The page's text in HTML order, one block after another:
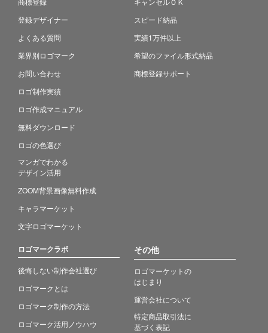
登録デザイナー
よくある質問
業界別ロゴマーク
お問い合わせ
ロゴ制作実績
ロゴ作成マニュアル
無料ダウンロード
ロゴの色選び
マンガでわかる
デザイン活用
ZOOM背景画像無料作成
キャラマーケット
文字ロゴマーケット
スピード納品
実績1万件以上
希望のファイル形式納品
商標登録サポート
ロゴマークラボ
後悔しない制作会社選び
ロゴマークとは
ロゴマーク制作の方法
ロゴマーク活用ノウハウ
その他
ロゴマーケットの
はじまり
運営会社について
特定商品取引法に
基づく表記